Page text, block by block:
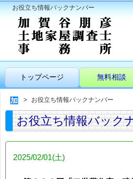
お役立ち情報バックナンバー
トップページ 無料相談
お役立ち情報バックナンバー
お役立ち情報バック
2025/02/01(土)